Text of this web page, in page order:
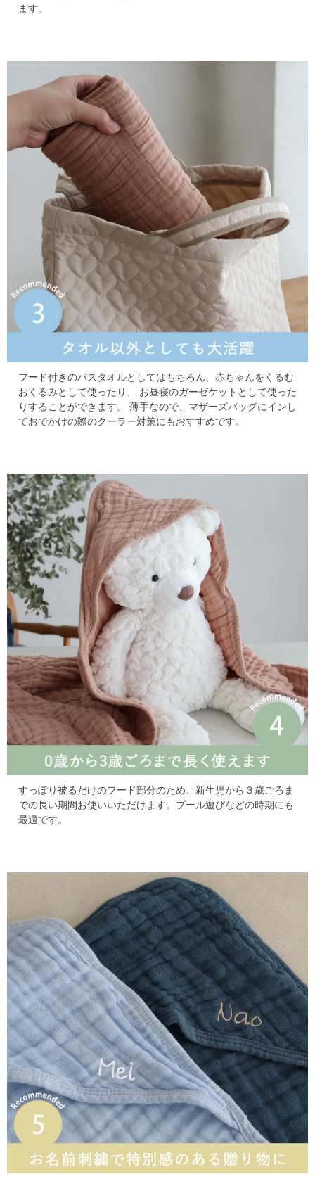
ます。
フード付きのバスタオルとしてはもちろん、赤ちゃんをくるむ
おくるみとして使ったり、
お昼寝のガーゼケットとして使った
りすることができます。
薄手なので、マザーズバッグにインし
ておでかけの際のクーラー対策にもおすすめです。
すっぽり被るだけのフード部分のため、 新生児から３歳ごろま
での長い期間お使いいただけます。 プール遊びなどの時期にも
最適です。